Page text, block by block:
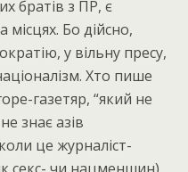
братів з ПР, є
місцях. Бо дійсно,
у вільну пресу,
Хто пише
газетяр, “який не
знає азів
це журналіст-